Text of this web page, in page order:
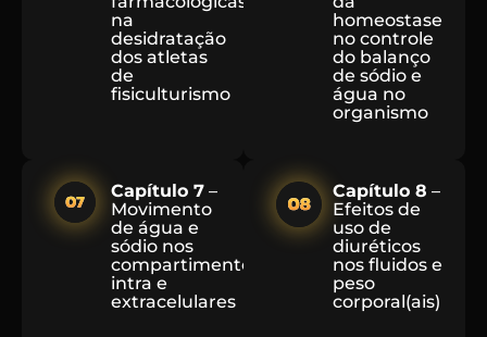
na
desidratação
dos atletas
de
fisiculturismo
homeostase
no controle
do balanço
de sódio e
água no
organismo
Capítulo 7 –
Movimento
de água e
sódio nos
compartimentos
intra e
extracelulares
Capítulo 8 –
Efeitos de
uso de
diuréticos
nos fluidos e
peso
corporal(ais)